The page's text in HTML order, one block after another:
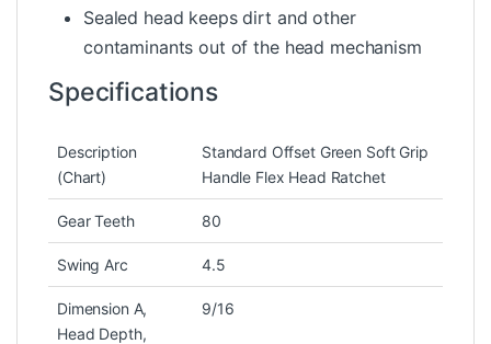
Sealed head keeps dirt and other
contaminants out of the head mechanism
Specifications
Description
(Chart)
Standard Offset Green Soft Grip
Handle Flex Head Ratchet
Gear Teeth 80
Swing Arc 4.5
Dimension A,
Head Depth,
9/16